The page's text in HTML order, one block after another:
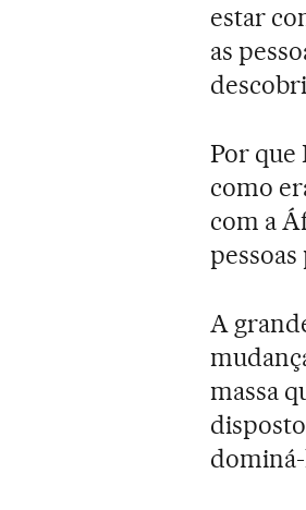
estar
as
Por que
como
com a
A
massa